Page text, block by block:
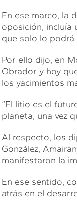
En ese marco, la
oposición, incluía
que solo lo
Por ello dijo, en
Obrador y hoy
los yacimientos
“El litio es el
planeta, una vez
Al respecto, los
González,
manifestaron la
En ese sentido,
atrás en el